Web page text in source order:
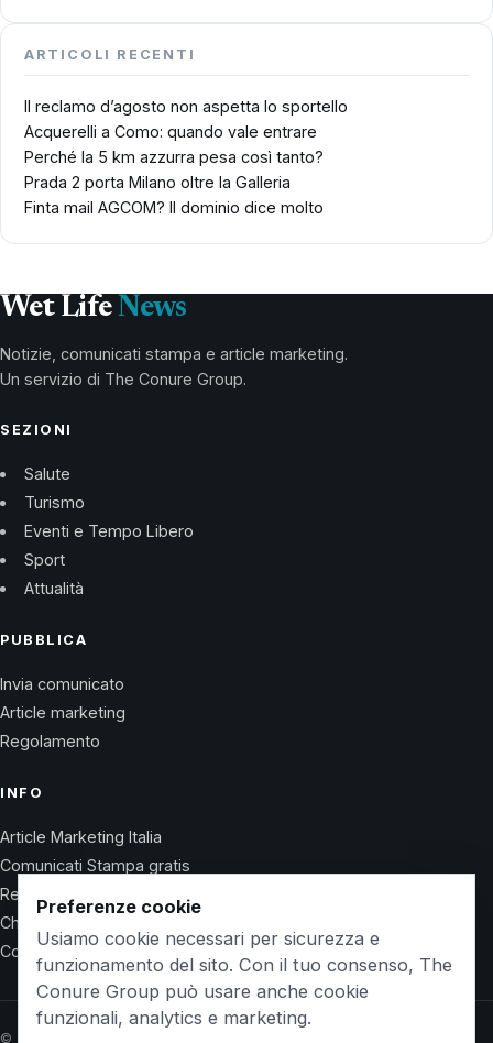
ARTICOLI RECENTI
Il reclamo d’agosto non aspetta lo sportello
Acquerelli a Como: quando vale entrare
Perché la 5 km azzurra pesa così tanto?
Prada 2 porta Milano oltre la Galleria
Finta mail AGCOM? Il dominio dice molto
Wet Life News
Notizie, comunicati stampa e article marketing.
Un servizio di The Conure Group.
SEZIONI
Salute
Turismo
Eventi e Tempo Libero
Sport
Attualità
PUBBLICA
Invia comunicato
Article marketing
Regolamento
INFO
Article Marketing Italia
Comunicati Stampa gratis
Regolamento
Chi Siamo
Contatti
© 2026 Wet Life News · The Conure Group
Preferenze cookie
Usiamo cookie necessari per sicurezza e
funzionamento del sito. Con il tuo consenso, The
Conure Group può usare anche cookie
funzionali, analytics e marketing.